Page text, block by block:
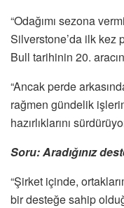
“Odağımı sezona
Silverstone’da ilk kez
Bull tarihinin 20.
“Ancak perde
rağmen gündelik
hazırlıklarını
Soru: Aradığınız
“Şirket içinde,
bir desteğe sahip